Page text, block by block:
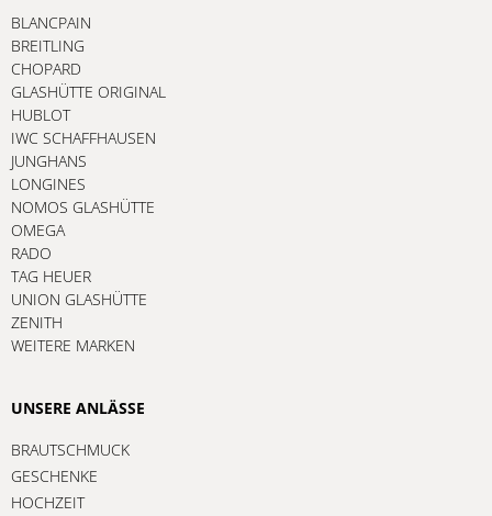
BLANCPAIN
BREITLING
CHOPARD
GLASHÜTTE ORIGINAL
HUBLOT
IWC SCHAFFHAUSEN
JUNGHANS
LONGINES
NOMOS GLASHÜTTE
OMEGA
RADO
TAG HEUER
UNION GLASHÜTTE
ZENITH
WEITERE MARKEN
UNSERE ANLÄSSE
BRAUTSCHMUCK
GESCHENKE
HOCHZEIT